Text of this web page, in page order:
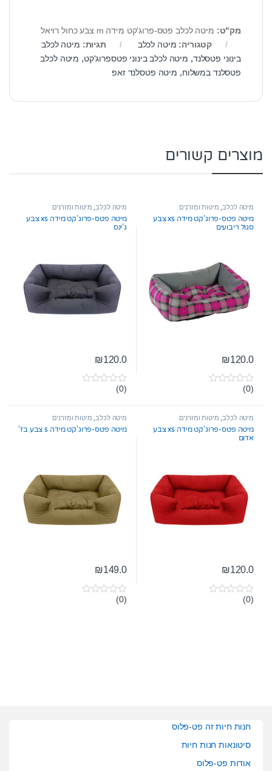
מק"ט: מיטה לכלב פטס-פרוג'קט מידה m צבע כחול רויאל
קטגוריה: מיטה לכלב תגיות: מיטה לכלב
בינוני פטסלנד, מיטה לכלב בינוני פטספרוג'קט, מיטה לכלב
פטסלנד במשלוח, מיטה פטסלנד זאפ
מוצרים קשורים
מיטה לכלב, מיטות ומזרנים
מיטה פטס-פרוג’קט מידה xs צבע
סגול ריבועים
₪120.0
0
t
f
5
(0)
מיטה לכלב, מיטות ומזרנים
מיטה פטס-פרוג’קט מידה xs צבע
ג’ינס
₪120.0
0
t
f
(0)
מיטה לכלב, מיטות ומזרנים
מיטה פטס-פרוג’קט מידה xs צבע
אדום
₪120.0
0(0)
מיטה לכלב, מיטות ומזרנים
מיטה פטס-פרוג’קט מידה s צבע בז’
₪149.0
0(0)
חנות חיות זה פט-פלוס
סיטונאות חנות חיות
אודות פט-פלוס